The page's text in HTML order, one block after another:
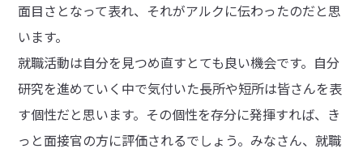
面目さとなって表れ、それがアルクに伝わったのだと思
います。
就職活動は自分を見つめ直すとても良い機会です。自分
研究を進めていく中で気付いた長所や短所は皆さんを表
す個性だと思います。その個性を存分に発揮すれば、き
っと面接官の方に評価されるでしょう。みなさん、就職